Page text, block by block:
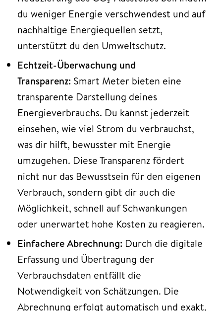
du weniger Energie verschwendest und auf
nachhaltige Energiequellen setzt,
unterstützt du den Umweltschutz.
Echtzeit-Überwachung und
Transparenz: Smart Meter bieten eine
transparente Darstellung deines
Energieverbrauchs. Du kannst jederzeit
einsehen, wie viel Strom du verbrauchst,
was dir hilft, bewusster mit Energie
umzugehen. Diese Transparenz fördert
nicht nur das Bewusstsein für den eigenen
Verbrauch, sondern gibt dir auch die
Möglichkeit, schnell auf Schwankungen
oder unerwartet hohe Kosten zu reagieren.
Einfachere Abrechnung: Durch die digitale
Erfassung und Übertragung der
Verbrauchsdaten entfällt die
Notwendigkeit von Schätzungen. Die
Abrechnung erfolgt automatisch und exakt,